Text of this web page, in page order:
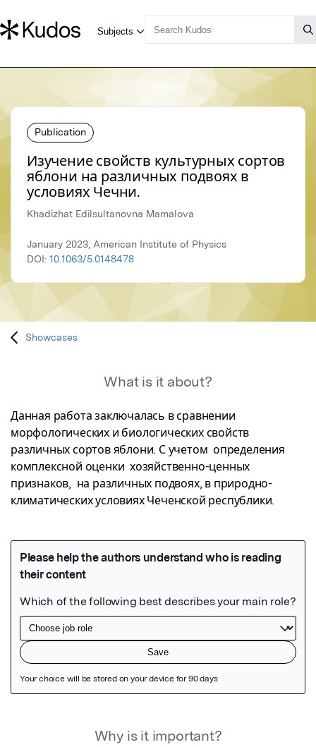
Publication
Изучение свойств культурных сортов
яблони на различных подвоях в
условиях Чечни.
Khadizhat Edilsultanovna Mamalova
January 2023, American Institute of Physics
DOI: 10.1063/5.0148478
Showcases
What is it about?
Данная работа заключалась в сравнении
морфологических и биологических свойств
различных сортов яблони. С учетом  определения
комплексной оценки  хозяйственно-ценных
признаков,  на различных подвоях, в природно-
климатических условиях Чеченской республики.
Why is it important?